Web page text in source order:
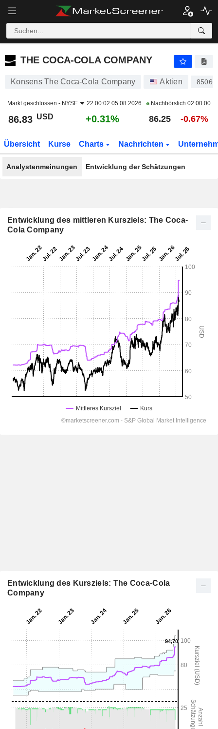
THE COCA-COLA COMPANY
THE COCA-COLA COMPANY
Konsens The Coca-Cola Company Aktien
Markt geschlossen - NYSE 22:00:02 05.08.2026 Nachbörslich 02:00:00
86.83 USD +0.31% 86.25 -0.67%
Übersicht Kurse Charts Nachrichten
Analystenmeinungen Entwicklung der Schätzungen
Entwicklung des mittleren Kursziels: The Coca-
Cola Company
Entwicklung des Kursziels: The Coca-Cola
Company